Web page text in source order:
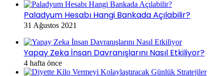
Paladyum Hesabı Hangi Bankada Açılabilir?
31 Ağustos 2021
Yapay Zeka İnsan Davranışlarını Nasıl Etkiliyor?
4 hafta önce